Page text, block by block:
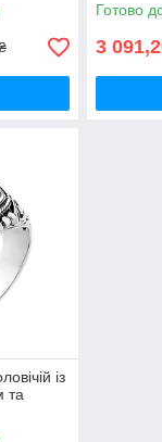
Готово
3
із
та